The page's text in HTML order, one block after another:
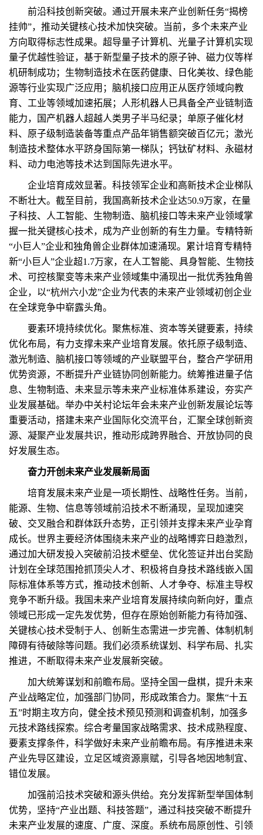
前沿科技创新突破。通过开展未来产业创新任务“揭榜
挂帅”，推动关键核心技术加快突破。当前，多个未来产业
方向取得标志性成果。超导量子计算机、光量子计算机实现
量子优越性验证，基于新型量子技术的原子钟、磁力仪等样
机研制成功；生物制造技术在医药健康、日化美妆、绿色能
源等行业实现广泛应用；脑机接口应用正从医疗领域向教
育、工业等领域加速拓展；人形机器人已具备全产业链制造
能力，国产机器人超越人类男子半马纪录；单原子催化材
料、原子级制造装备等重点产品年销售额突破百亿元；激光
制造技术整体水平跻身国际第一梯队；钙钛矿材料、永磁材
料、动力电池等技术达到国际先进水平。
企业培育成效显著。科技领军企业和高新技术企业梯队
不断壮大。截至目前，我国高新技术企业达50.9万家，在量
子科技、人工智能、生物制造、脑机接口等未来产业领域掌
握一批关键核心技术，成为产业创新的有生力量。专精特新
“小巨人”企业和独角兽企业群体加速涌现。累计培育专精特
新“小巨人”企业超1.7万家，在人工智能、具身智能、生物技
术、可控核聚变等未来产业领域集中涌现出一批优秀独角兽
企业，以“杭州六小龙”企业为代表的未来产业领域初创企业
在全球竞争中崭露头角。
要素环境持续优化。聚焦标准、资本等关键要素，持续
优化布局，有力支撑未来产业培育发展。依托原子级制造、
激光制造、脑机接口等领域的产业联盟平台，整合产学研用
优势资源，不断提升产业链协同创新能力。统筹推进量子信
息、生物制造、未来显示等未来产业标准体系建设，夯实产
业发展基础。举办中关村论坛年会未来产业创新发展论坛等
重要活动，搭建未来产业国际化交流平台，汇聚全球创新资
源、凝聚产业发展共识，推动形成跨界融合、开放协同的良
好发展生态。
奋力开创未来产业发展新局面
培育发展未来产业是一项长期性、战略性任务。当前，
能源、生物、信息等领域前沿技术不断涌现，呈现加速突
破、交叉融合和群体跃升态势，正引领并支撑未来产业孕育
成长。世界主要经济体围绕未来产业的战略博弈日趋激烈，
通过加大研发投入突破前沿技术壁垒、优化签证并出台奖励
计划在全球范围抢抓顶尖人才、积极将自身技术路线嵌入国
际标准体系等方式，推动技术创新、人才争夺、标准主导权
竞争不断升级。我国未来产业培育发展持续向新向好，重点
领域已形成一定先发优势，但存在原始创新能力有待加强、
关键核心技术受制于人、创新生态需进一步完善、体制机制
障碍有待破除等问题。我们必须系统谋划、科学布局、扎实
推进，不断取得未来产业发展新突破。
加大统筹谋划和前瞻布局。坚持全国一盘棋，提升未来
产业战略定位，加强部门协同，形成政策合力。聚焦“十五
五”时期主攻方向，健全技术预见预测和调查机制，加强多
元技术路线探索。综合考量国家战略需求、技术成熟程度、
要素支撑条件，科学做好未来产业前瞻布局。有序推进未来
产业先导区建设，立足区域资源禀赋，引导各地因地制宜、
错位发展。
加强前沿技术突破和源头供给。充分发挥新型举国体制
优势，坚持“产业出题、科技答题”，通过科技突破不断提升
未来产业发展的速度、广度、深度。系统布局原创性、引领